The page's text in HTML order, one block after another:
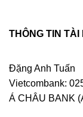
THÔNG TIN TÀI
Đặng Anh Tuấn
Vietcombank:
Á CHÂU BANK